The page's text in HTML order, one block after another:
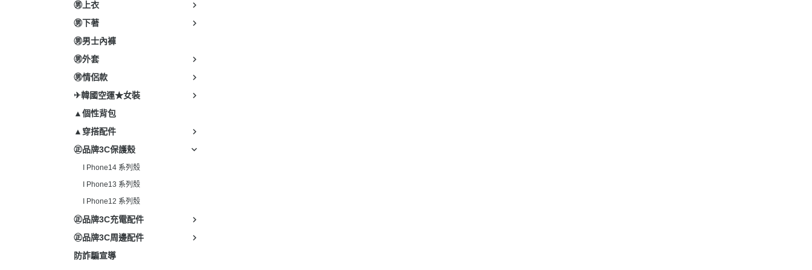
㊚上衣
㊚下著
㊚男士內褲
㊚外套
㊚情侶款
✈韓國空運★女裝
▲個性背包
▲穿搭配件
㊣品牌3C保護殼
I Phone14 系列殼
I Phone13 系列殼
I Phone12 系列殼
㊣品牌3C充電配件
㊣品牌3C周邊配件
防詐騙宣導